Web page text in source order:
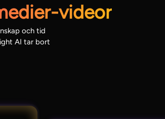
videor
och tid
AI tar bort